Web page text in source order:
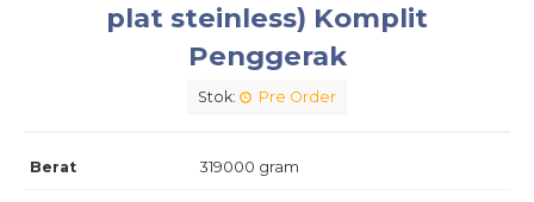
plat steinless) Komplit
Penggerak
Stok: Pre Order
Berat 319000 gram